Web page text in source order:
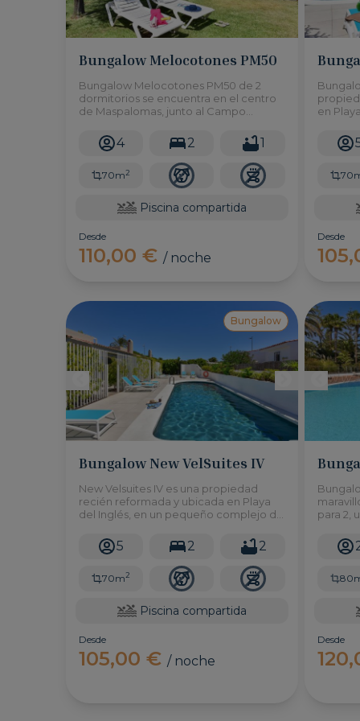
Bungalow Melocotones PM50
Bungalow Melocotones PM50 de 2
dormitorios se encuentra en el centro
de Maspalomas, junto al Campo
coche de las playas de Maspalomas y
Meloneras.
4 2 1
70m2
Piscina compartida
Desde
110,00 € / noche
en
Desde
Bungalow
Bungalow New VelSuites IV
New Velsuites IV es una propiedad
recién reformada y ubicada en Playa
del Inglés, en un pequeño complejo de
piscina compartida y 2 dormitorios con
capacidad para hasta 5 personas.
5 2 2
70m2
Piscina compartida
Desde
105,00 € / noche
para 2,
para
Desde